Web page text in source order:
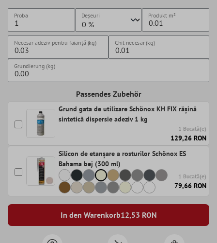
Proba Deșeuri Produkt m²
Necesar adeziv pentru faianță (kg) Chit necesar (kg)
Grundierung (kg)
Passendes Zubehör
Grund gata de utilizare Schönox KH FIX rășină
sintetică dispersie adeziv 1 kg
1 Bucată(e)
129,26 RON
Silicon de etanșare a rosturilor Schönox ES
Bahama bej (300 ml)
1 Bucată(e)
79,66 RON
In den Warenkorb12,53 RON